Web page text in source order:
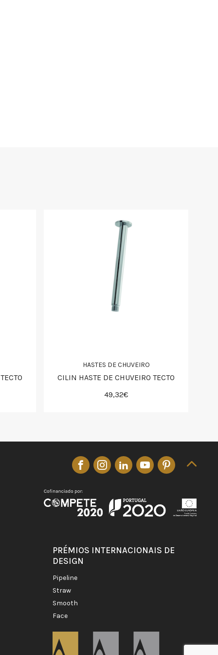
HASTES DE CHUVEIRO
CILIN HASTE DE CHUVEIRO TECTO
49,32€
PRÉMIOS INTERNACIONAIS DE
DESIGN
pipeline
straw
smooth
face